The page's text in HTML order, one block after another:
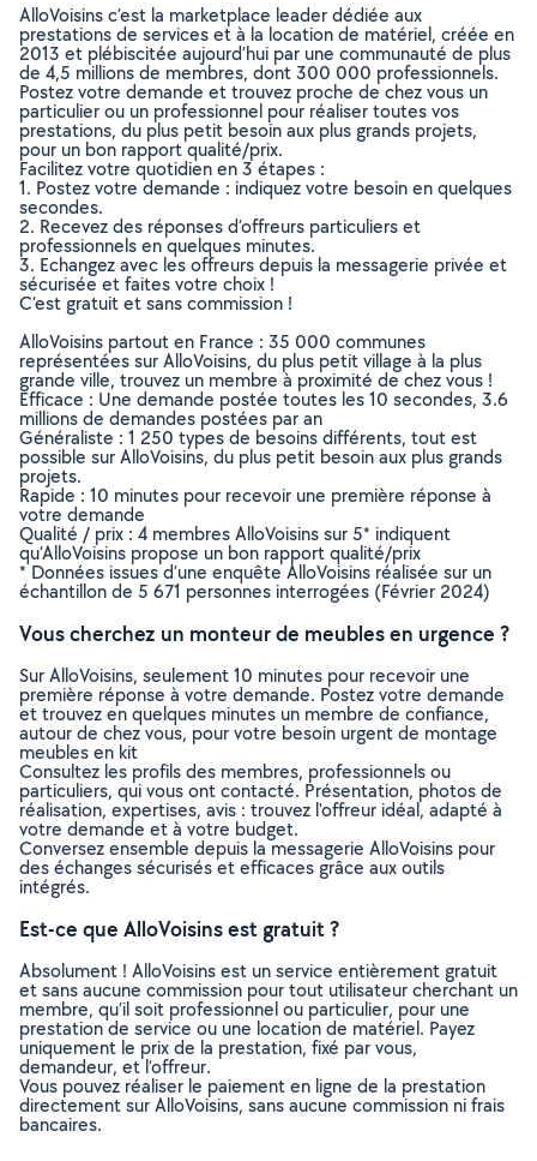
AlloVoisins c’est la marketplace leader dédiée aux
prestations de services et à la location de matériel, créée en
2013 et plébiscitée aujourd’hui par une communauté de plus
de 4,5 millions de membres, dont 300 000 professionnels.
Postez votre demande et trouvez proche de chez vous un
particulier ou un professionnel pour réaliser toutes vos
prestations, du plus petit besoin aux plus grands projets,
pour un bon rapport qualité/prix.
Facilitez votre quotidien en 3 étapes :
1. Postez votre demande : indiquez votre besoin en quelques
secondes.
2. Recevez des réponses d’offreurs particuliers et
professionnels en quelques minutes.
3. Echangez avec les offreurs depuis la messagerie privée et
sécurisée et faites votre choix !
C’est gratuit et sans commission !
AlloVoisins partout en France : 35 000 communes
représentées sur AlloVoisins, du plus petit village à la plus
grande ville, trouvez un membre à proximité de chez vous !
Efficace : Une demande postée toutes les 10 secondes, 3.6
millions de demandes postées par an
Généraliste : 1 250 types de besoins différents, tout est
possible sur AlloVoisins, du plus petit besoin aux plus grands
projets.
Rapide : 10 minutes pour recevoir une première réponse à
votre demande
Qualité / prix : 4 membres AlloVoisins sur 5* indiquent
qu’AlloVoisins propose un bon rapport qualité/prix
* Données issues d’une enquête AlloVoisins réalisée sur un
échantillon de 5 671 personnes interrogées (Février 2024)
Vous cherchez un monteur de meubles en urgence ?
Sur AlloVoisins, seulement 10 minutes pour recevoir une
première réponse à votre demande. Postez votre demande
et trouvez en quelques minutes un membre de confiance,
autour de chez vous, pour votre besoin urgent de montage
meubles en kit
Consultez les profils des membres, professionnels ou
particuliers, qui vous ont contacté. Présentation, photos de
réalisation, expertises, avis : trouvez l'offreur idéal, adapté à
votre demande et à votre budget.
Conversez ensemble depuis la messagerie AlloVoisins pour
des échanges sécurisés et efficaces grâce aux outils
intégrés.
Est-ce que AlloVoisins est gratuit ?
Absolument ! AlloVoisins est un service entièrement gratuit
et sans aucune commission pour tout utilisateur cherchant un
membre, qu’il soit professionnel ou particulier, pour une
prestation de service ou une location de matériel. Payez
uniquement le prix de la prestation, fixé par vous,
demandeur, et l’offreur.
Vous pouvez réaliser le paiement en ligne de la prestation
directement sur AlloVoisins, sans aucune commission ni frais
bancaires.